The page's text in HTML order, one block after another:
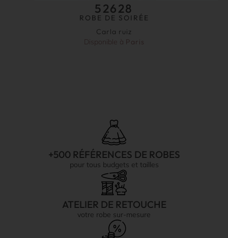
52628
ROBE DE SOIRÉE
Carla ruiz
Disponible à Paris
+500 RÉFÉRENCES DE ROBES
pour tous budgets et tailles
ATELIER DE RETOUCHE
votre robe sur-mesure